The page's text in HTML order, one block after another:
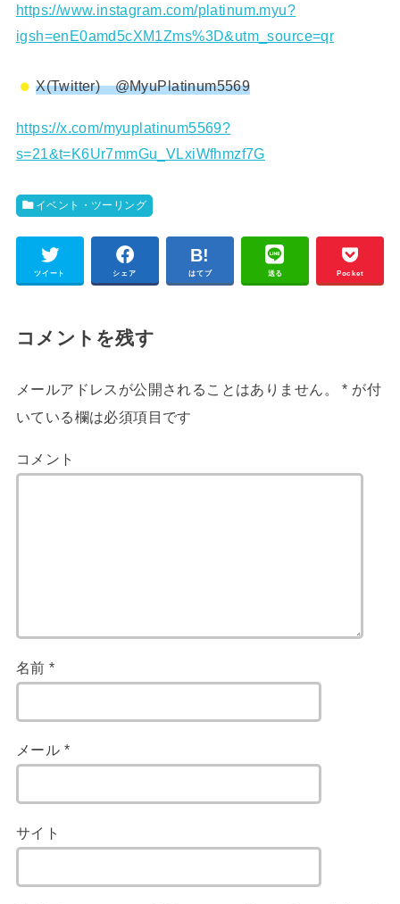
https://www.instagram.com/platinum.myu?
igsh=enE0amd5cXM1Zms%3D&utm_source=qr
X(Twitter) @MyuPlatinum5569
https://x.com/myuplatinum5569?
s=21&t=K6Ur7mmGu_VLxiWfhmzf7G
イベント・ツーリング
ツイート シェア はてブ 送る Pocket
コメントを残す
メールアドレスが公開されることはありません。 * が付
いている欄は必須項目です
コメント
名前*
メール *
サイト